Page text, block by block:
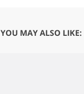
YOU MAY ALSO LIKE: